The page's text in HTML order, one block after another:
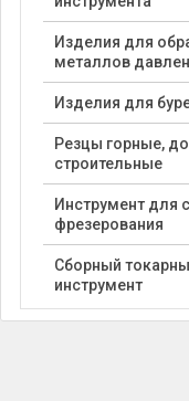
Изделия для
металлов
Изделия для
Резцы горные,
строительные
Инструмент для
фрезерования
Сборный
инструмент